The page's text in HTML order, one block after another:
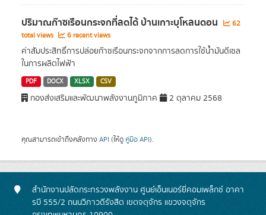
ปริมาณก๊าซเรือนกระจกที่ลดได้ บ้านเกาะบุโหลนดอน
62
total views
6 recent views
ค่าสัมประสิทธิ์การปล่อยก๊าซเรือนกระจกจากการลดการใช้น้ำมันดีเซล
ในการผลิตไฟฟ้า
PDF DOCX XLSX CSV
กองส่งเสริมและพัฒนาพลังงานภูมิภาค 2 ตุลาคม 2568
คุณสามารถเข้าถึงคลังทาง API (ให้ดู คู่มือ API).
สำนักงานปลัดกระทรวงพลังงาน ศูนย์เอ็นเนอร์ยี่คอมเพล็กซ์ อาคา
รบี 555/2 ถนนวิภาวดีรังสิต เขตจตุจักร แขวงจตุจักร